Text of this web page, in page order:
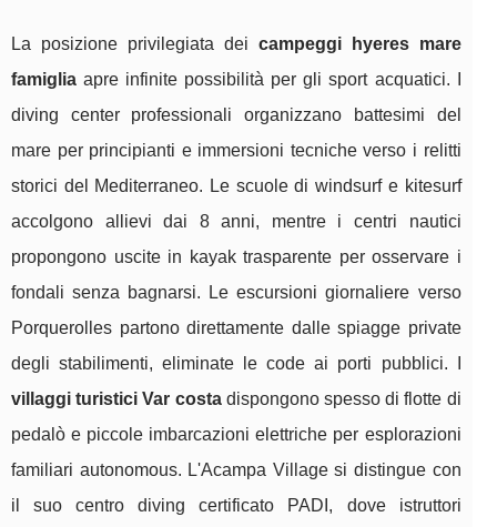
La posizione privilegiata dei campeggi hyeres mare
famiglia apre infinite possibilità per gli sport acquatici. I
diving center professionali organizzano battesimi del
mare per principianti e immersioni tecniche verso i relitti
storici del Mediterraneo. Le scuole di windsurf e kitesurf
accolgono allievi dai 8 anni, mentre i centri nautici
propongono uscite in kayak trasparente per osservare i
fondali senza bagnarsi. Le escursioni giornaliere verso
Porquerolles partono direttamente dalle spiagge private
degli stabilimenti, eliminate le code ai porti pubblici. I
villaggi turistici Var costadispongono spesso di flotte di
pedalò e piccole imbarcazioni elettriche per esplorazioni
familiari autonomous. L'Acampa Village si distingue con
il suo centro diving certificato PADI, dove istruttori